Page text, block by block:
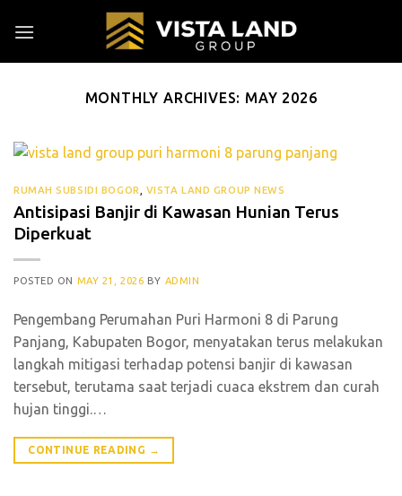
MONTHLY ARCHIVES: MAY 2026
RUMAH SUBSIDI BOGOR VISTA LAND GROUP NEWS
Antisipasi Banjir di Kawasan Hunian Terus
Diperkuat
POSTED ON MAY 21, 2026 BY ADMIN
Pengembang Perumahan Puri Harmoni 8 di Parung
Panjang, Kabupaten Bogor, menyatakan terus melakukan
langkah mitigasi terhadap potensi banjir di kawasan
tersebut, terutama saat terjadi cuaca ekstrem dan curah
hujan tinggi.…
CONTINUE READING →